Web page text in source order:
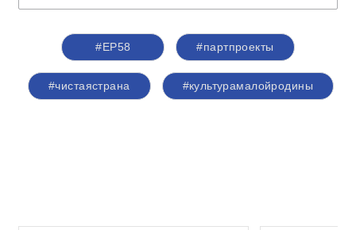
#ЕР58 #партпроекты
#чистаястрана #культурамалойродины